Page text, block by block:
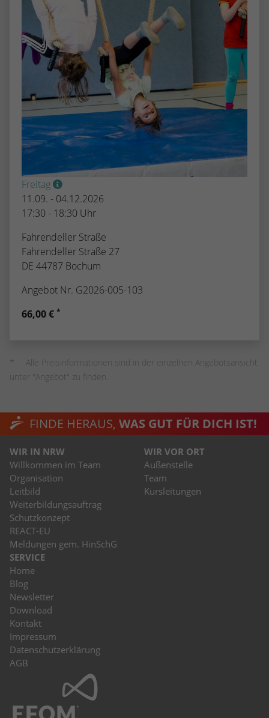
Freitag
11.09. - 04.12.2026
17:30 - 18:30 Uhr
Fahrendeller Straße
Fahrendeller Straße 27
DE 44787 Bochum
Angebot Nr. G2026-005-103
66,00 € *
Alle Preisinformationen sind in der einzelnen Angebotsansicht
unter "Angebot" zu finden.
FINDE HERAUS, WAS GUT FÜR DICH IST!
WIR IN NRW
Willkommen im Team
Organisation
Leitbild
Weiterbildungsauftrag
Schutzkonzept
REACT-EU
Meldungen gem. HinSchG
WIR VOR ORT
Außenstelle
Team
Kursleitungen
SERVICE
Home
Blog
Newsletter
Download
Kontakt
Impressum
Datenschutzerklärung
AGB
Laufzeit 1 Minute
Zweck
Dieser Cookie identifiziert die Besucher
nach Alter, Geschlecht oder Interessen
und nutzt dazu den DoubleClick des
Google Tag Manager, um die gezielte
Anzeigenplatzierung zu vereinfachen.